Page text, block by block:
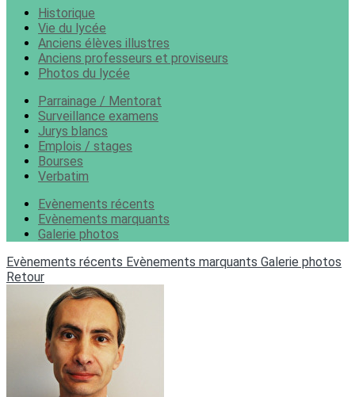
Historique
Vie du lycée
Anciens élèves illustres
Anciens professeurs et proviseurs
Photos du lycée
Parrainage / Mentorat
Surveillance examens
Jurys blancs
Emplois / stages
Bourses
Verbatim
Evènements récents
Evènements marquants
Galerie photos
Evènements récents Evènements marquants Galerie photos
Retour